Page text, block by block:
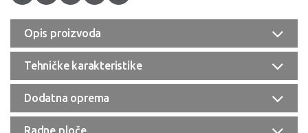
Opis proizvoda
Tehničke karakteristike
Dodatna oprema
Radne ploče